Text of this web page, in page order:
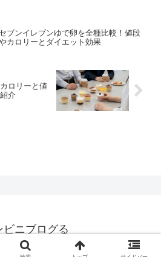
セブンイレブンゆで卵を全種比較！値段
カロリーとダイエット効果
ロリーと値
介
ビニブログる
コンビニブログる.